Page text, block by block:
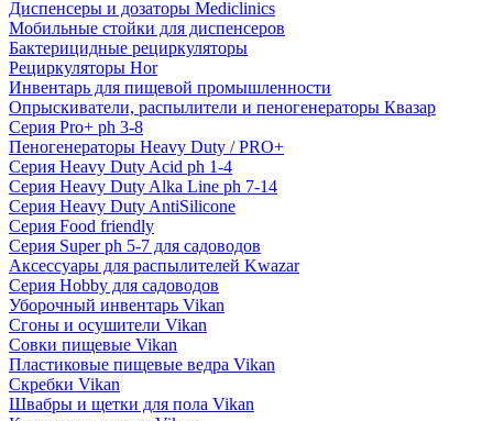
Диспенсеры и дозаторы Mediclinics
Мобильные стойки для диспенсеров
Бактерицидные рециркуляторы
Рециркуляторы Hor
Инвентарь для пищевой промышленности
Опрыскиватели, распылители и пеногенераторы Квазар
Серия Pro+ ph 3-8
Пеногенераторы Heavy Duty / PRO+
Серия Heavy Duty Acid ph 1-4
Серия Heavy Duty Alka Line ph 7-14
Серия Heavy Duty AntiSilicone
Серия Food friendly
Серия Super ph 5-7 для садоводов
Аксессуары для распылителей Kwazar
Серия Hobby для садоводов
Уборочный инвентарь Vikan
Сгоны и осушители Vikan
Совки пищевые Vikan
Пластиковые пищевые ведра Vikan
Скребки Vikan
Швабры и щетки для пола Vikan